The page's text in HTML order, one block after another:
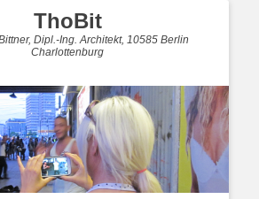
ThoBit
Dipl.-Ing. Architekt, 10585 Berlin
Charlottenburg